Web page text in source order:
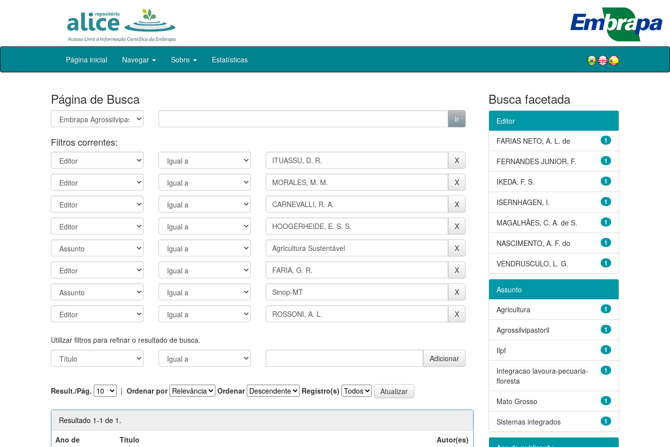
Skip
Página inicial Navegar Sobre Estatísticas
Página de Busca
Filtros correntes:
Utilizar filtros para refinar o resultado de busca.
Result./Pág. | Ordenar por Ordenar Registro(s)
Resultado 1-1 de 1.
Ano de
Título Autor(es)
Busca facetada
Editor
1
FARIAS NETO, A. L. de
1
FERNANDES JUNIOR, F.
1
IKEDA, F. S.
1
ISERNHAGEN, I.
1
MAGALHÃES, C. A. de S.
1
NASCIMENTO, A. F. do
1
VENDRUSCULO, L. G.
Assunto
1
Agricultura
1
Agrossilvipastoril
1
Ilpf
1
Integracao lavoura-pecuaria-
floresta
1
Mato Grosso
1
Sistemas integrados